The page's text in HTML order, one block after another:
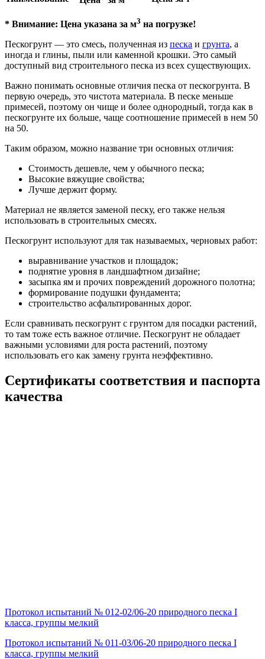
* Внимание: Цена указана за м3 на погрузке!
Пескогрунт — это смесь, полученная из песка и грунта, а
иногда и глины, пыли или каменной крошки. Это самый
доступный вид строительного песка из всех существующих.
Важно понимать основные отличия песка от пескогрунта. В
первую очередь, это чистота материала. В песке меньше
примесей, поэтому он чище и более однородный, тогда как в
пескогрунте их больше, чаще соотношение примесей в нем 50
на 50.
Таким образом, можно название три основных отличия:
Стоимость дешевле, чем у обычного песка;
Высокие вяжущие свойства;
Лучше держит форму.
Материал не является заменой песку, его также нельзя
использовать в строительных смесях.
Пескогрунт используют для так называемых, черновых работ:
выравнивание участков и площадок;
поднятие уровня в ландшафтном дизайне;
засыпка ям и прочих повреждений дорожного полотна;
формирование подушки фундамента;
строительство асфальтированных дорог.
Если сравнивать пескогрунт с грунтом для посадки растений,
то там тоже есть важное отличие. Пескогрунт не обладает
важными условиями для роста растений, поэтому
использовать его как замену грунта неэффективно.
Сертификаты соответствия и паспорта
качества
Протокол испытаний № 012-02/06-20 природного песка I
класса, группы мелкий
Протокол испытаний № 011-03/06-20 природного песка I
класса, группы мелкий